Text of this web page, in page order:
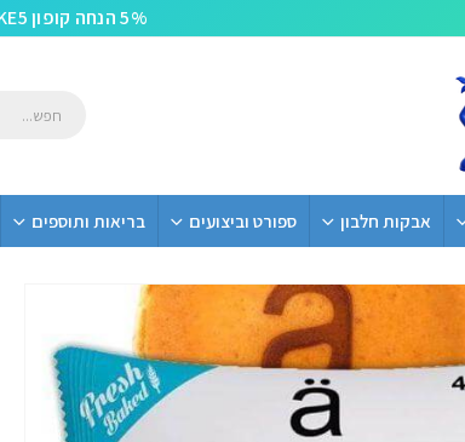
5% הנחה קופון TAKE5 בקניית 2 מוצרים. משלוח חינם מעל 279 שח!
אבקות חלבון ספורט וביצועים בריאות ותוספים